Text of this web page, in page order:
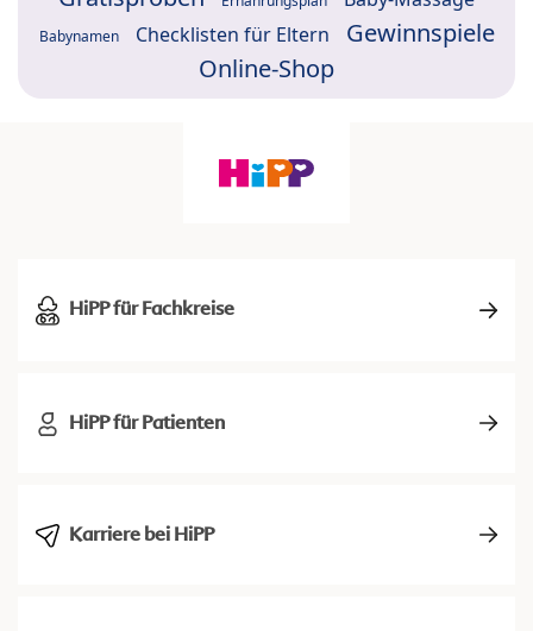
Babynamen Checklisten für Eltern
Gewinnspiele
Online-Shop
HiPP für Fachkreise
HiPP für Patienten
Karriere bei HiPP